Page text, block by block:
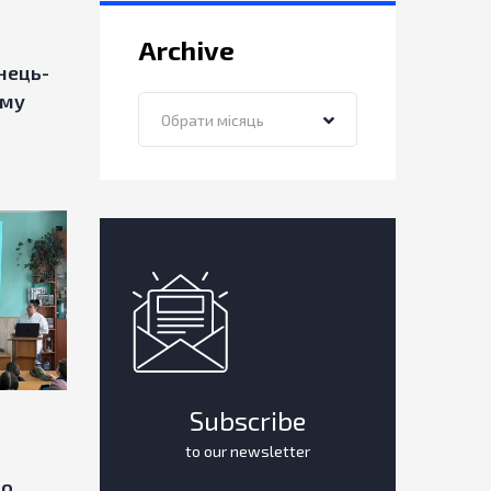
Archive
Обрати місяць
Subscribe
to our newsletter